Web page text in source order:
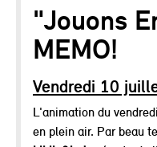
"Jouons
MEMO!
Vendredi 10
L'animation du
en plein air. Par beau